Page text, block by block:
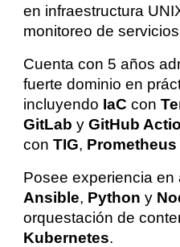
en infraestructura
monitoreo de
Cuenta con 5 años
fuerte dominio en
incluyendo IaCcon
GitLab yGitHub
conTIG,
Posee experiencia
Ansible, Pythony
orquestación de
Kubernetes.